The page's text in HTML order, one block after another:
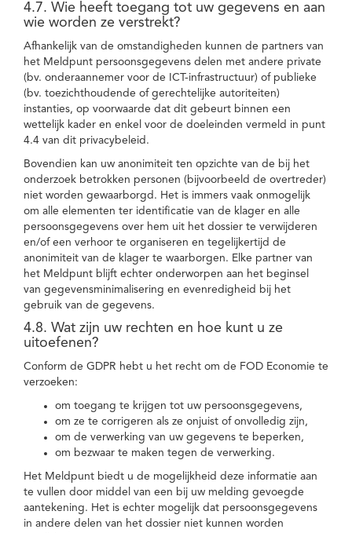
4.7. Wie heeft toegang tot uw gegevens en aan
wie worden ze verstrekt?
Afhankelijk van de omstandigheden kunnen de partners van
het Meldpunt persoonsgegevens delen met andere private
(bv. onderaannemer voor de ICT-infrastructuur) of publieke
(bv. toezichthoudende of gerechtelijke autoriteiten)
instanties, op voorwaarde dat dit gebeurt binnen een
wettelijk kader en enkel voor de doeleinden vermeld in punt
4.4 van dit privacybeleid.
Bovendien kan uw anonimiteit ten opzichte van de bij het
onderzoek betrokken personen (bijvoorbeeld de overtreder)
niet worden gewaarborgd. Het is immers vaak onmogelijk
om alle elementen ter identificatie van de klager en alle
persoonsgegevens over hem uit het dossier te verwijderen
en/of een verhoor te organiseren en tegelijkertijd de
anonimiteit van de klager te waarborgen. Elke partner van
het Meldpunt blijft echter onderworpen aan het beginsel
van gegevensminimalisering en evenredigheid bij het
gebruik van de gegevens.
4.8. Wat zijn uw rechten en hoe kunt u ze
uitoefenen?
Conform de GDPR hebt u het recht om de FOD Economie te
verzoeken:
om toegang te krijgen tot uw persoonsgegevens,
om ze te corrigeren als ze onjuist of onvolledig zijn,
om de verwerking van uw gegevens te beperken,
om bezwaar te maken tegen de verwerking.
Het Meldpunt biedt u de mogelijkheid deze informatie aan
te vullen door middel van een bij uw melding gevoegde
aantekening. Het is echter mogelijk dat persoonsgegevens
in andere delen van het dossier niet kunnen worden